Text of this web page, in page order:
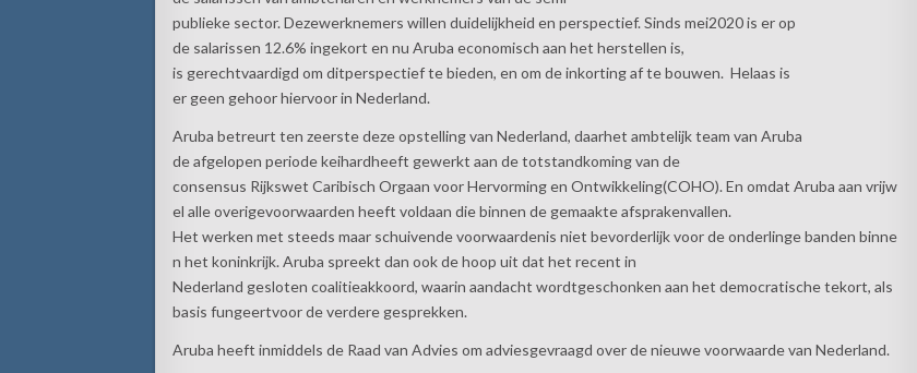
publieke sector. Dezewerknemers willen duidelijkheid en perspectief. Sinds mei2020 is er op
de salarissen 12.6% ingekort en nu Aruba economisch aan het herstellen is,
is gerechtvaardigd om ditperspectief te bieden, en om de inkorting af te bouwen. Helaas is
er geen gehoor hiervoor in Nederland.
Aruba betreurt ten zeerste deze opstelling van Nederland, daarhet ambtelijk team van Aruba
de afgelopen periode keihardheeft gewerkt aan de totstandkoming van de
consensus Rijkswet Caribisch Orgaan voor Hervorming en Ontwikkeling(COHO). En omdat Aruba aan vrijw
el alle overigevoorwaarden heeft voldaan die binnen de gemaakte afsprakenvallen.
Het werken met steeds maar schuivende voorwaardenis niet bevorderlijk voor de onderlinge banden binne
n het koninkrijk. Aruba spreekt dan ook de hoop uit dat het recent in
Nederland gesloten coalitieakkoord, waarin aandacht wordtgeschonken aan het democratische tekort, als
basis fungeertvoor de verdere gesprekken.
Aruba heeft inmiddels de Raad van Advies om adviesgevraagd over de nieuwe voorwaarde van Nederland.